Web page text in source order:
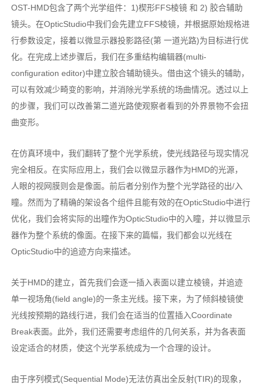
OST-HMD包含了两个光学组件：1)楔形FFS棱镜 和 2) 胶合辅助
镜头。在OpticStudio中我们会先建立FFS棱镜，并根据原始规格进
行参数设定，接着以微显示器投影路径(第 一道光路)为目标进行优
化。在完成上述步骤后，我们在多重结构编辑器(multi-
configuration editor)中建立胶合辅助镜头。借由这个镜头的辅助，
可以有效减少畸变的影响，并消除光学系统的场曲情况。透过以上
的步骤，我们可以改善第二道光路使观察者看到的外界景物不会扭
曲变形。
在仿真环境中，我们翻转了整个光学系统，使光线路径与现实情况
完全相反。在实际应用上，我们会以微显示器作为HMD的光源，
人眼的视网膜则会是像面。前后者分别作为整个光学路径的出/入
瞳。然而为了精确的架设各个组件且能有效的在OpticStudio中进行
优化，我们会将实际的出瞳作为OpticStudio中的入瞳，并以微显示
器作为整个系统的像面。在接下来的篇幅，我们都会以光线在
OpticStudio中的追迹方向来描述。
关于HMD的建立，首先我们会逐一插入表面以建立棱镜，并追迹
单一视场角(field angle)的一条主光线。接下来，为了倾斜棱镜使
光线按预期的路线行进，我们会在适当的位置插入Coordinate
Break表面。此外，我们还需要考虑组件的几何关系，并为各表面
设定适合的材质，使这个光学系统成为一个合理的设计。
由于序列模式(Sequential Mode)无法仿真出全反射(TIR)的现象，